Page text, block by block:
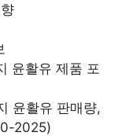
윤활유 제품 포
윤활유 판매량,
2025)